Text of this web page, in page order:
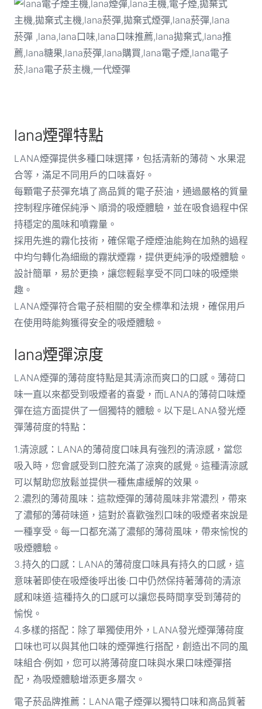
lana煙彈特點
LANA煙彈提供多種口味選擇，包括清新的薄荷丶水果混
合等，滿足不同用戶的口味喜好。
每顆電子菸彈充填了高品質的電子菸油，通過嚴格的質量
控制程序確保純淨丶順滑的吸煙體驗，並在吸食過程中保
持穩定的風味和噴霧量。
採用先進的霧化技術，確保電子煙煙油能夠在加熱的過程
中均勻轉化為細緻的霧狀煙霧，提供更純淨的吸煙體驗。
設計簡單，易於更換，讓您輕鬆享受不同口味的吸煙樂
趣。
LANA煙彈符合電子菸相關的安全標準和法規，確保用戶
在使用時能夠獲得安全的吸煙體驗。
lana煙彈涼度
LANA煙彈的薄荷度特點是其清涼而爽口的口感。薄荷口
味一直以來都受到吸煙者的喜愛，而LANA的薄荷口味煙
彈在這方面提供了一個獨特的體驗。以下是LANA發光煙
彈薄荷度的特點：
1.清涼感：LANA的薄荷度口味具有強烈的清涼感，當您
吸入時，您會感受到口腔充滿了涼爽的感覺。這種清涼感
可以幫助您放鬆並提供一種焦慮緩解的效果。
2.濃烈的薄荷風味：這款煙彈的薄荷風味非常濃烈，帶來
了濃郁的薄荷味道，這對於喜歡強烈口味的吸煙者來說是
一種享受。每一口都充滿了濃郁的薄荷風味，帶來愉悅的
吸煙體驗。
3.持久的口感：LANA的薄荷度口味具有持久的口感，這
意味著即使在吸煙後呼出後·口中仍然保持著薄荷的清涼
感和味道·這種持久的口感可以讓您長時間享受到薄荷的
愉悅。
4.多樣的搭配：除了單獨使用外，LANA發光煙彈薄荷度
口味也可以與其他口味的煙彈進行搭配，創造出不同的風
味組合·例如，您可以將薄荷度口味與水果口味煙彈搭
配，為吸煙體驗增添更多層次。
電子菸品牌推薦：LANA電子煙彈以獨特口味和高品質著